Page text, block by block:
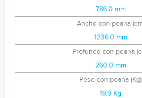
786.0 mm
Ancho con peana
1236.0 mm
Profundo con peana
260.0 mm
Peso con peana (Kg)
19.9 Kg